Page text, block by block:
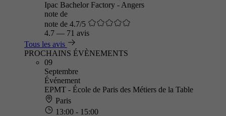
Ipac Bachelor Factory - Angers
note de
note de 4.7/5
4.7 — 71 avis
Tous les avis
PROCHAINS ÉVÈNEMENTS
09
Septembre
Événement
EPMT - École de Paris des Métiers de la Table
Paris
13:00 - 15:00